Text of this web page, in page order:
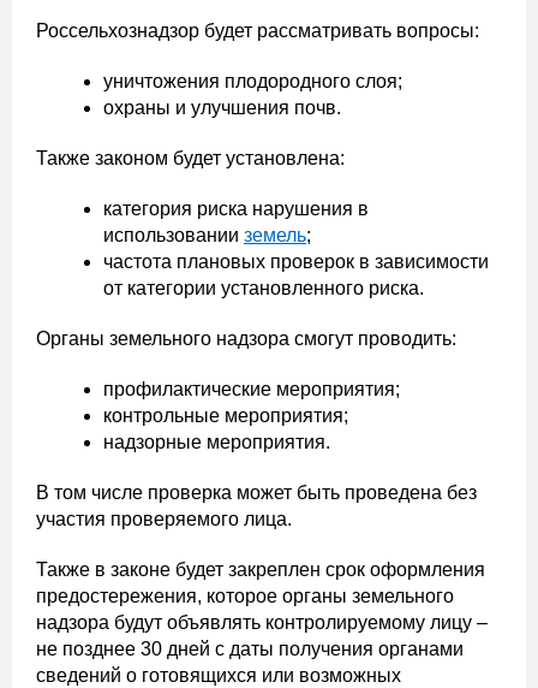
Россельхознадзор будет рассматривать вопросы:
уничтожения плодородного слоя;
охраны и улучшения почв.
Также законом будет установлена:
категория риска нарушения в
использовании земель;
частота плановых проверок в зависимости
от категории установленного риска.
Органы земельного надзора смогут проводить:
профилактические мероприятия;
контрольные мероприятия;
надзорные мероприятия.
В том числе проверка может быть проведена без
участия проверяемого лица.
Также в законе будет закреплен срок оформления
предостережения, которое органы земельного
надзора будут объявлять контролируемому лицу –
не позднее 30 дней с даты получения органами
сведений о готовящихся или возможных